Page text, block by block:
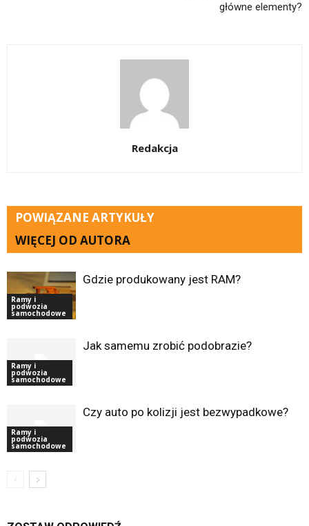
główne elementy?
Redakcja
POWIĄZANE ARTYKUŁY
WIĘCEJ OD AUTORA
Ramy i
podwozia
samochodowe
Gdzie produkowany jest RAM?
Ramy i
podwozia
samochodowe
Jak samemu zrobić podobrazie?
Ramy i
podwozia
samochodowe
Czy auto po kolizji jest bezwypadkowe?